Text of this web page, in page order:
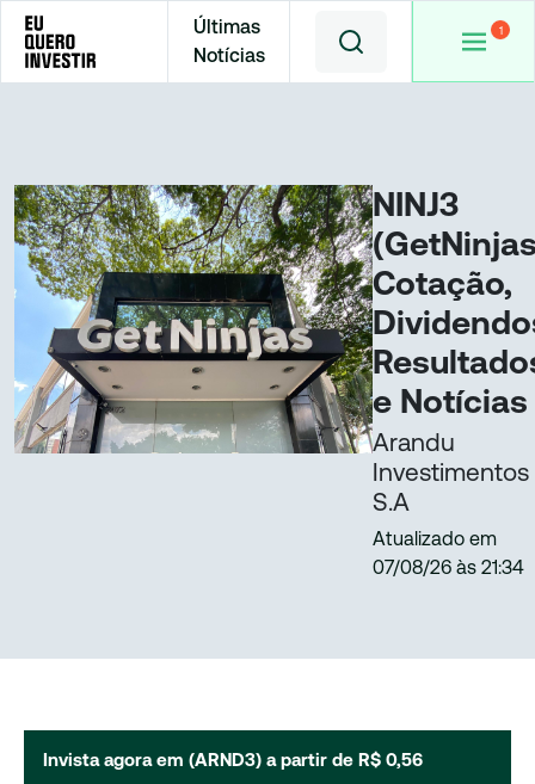
Últimas
Notícias
Home Cotações
NINJ3
Cotação,
e Notícias
Arandu
Investimentos
S.A
Atualizado em
07/08/26 às 21:34
Invista agora em (ARND3) a partir de R$ 0,56